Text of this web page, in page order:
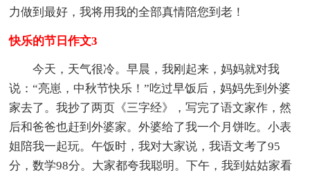
力做到最好，我将用我的全部真情陪您到老！
快乐的节日作文3
今天，天气很冷。早晨，我刚起来，妈妈就对我
说：“亮崽，中秋节快乐！”吃过早饭后，妈妈先到外婆
家去了。我抄了两页《三字经》，写完了语文家作，然
后和爸爸也赶到外婆家。外婆给了我一个月饼吃。小表
姐陪我一起玩。午饭时，我对大家说，我语文考了95
分，数学98分。大家都夸我聪明。下午，我到姑姑家看